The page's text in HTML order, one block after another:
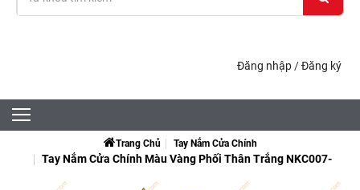
Đăng nhập /Đăng ký
Trang Chủ Tay Nắm Cửa Chính
Tay Nắm Cửa Chính Màu Vàng Phối Thân Trắng NKC007-